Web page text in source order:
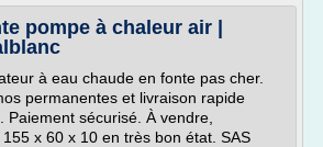
pompe à chaleur air |
à eau chaude en fonte pas cher.
permanentes et livraison rapide
Paiement sécurisé. À vendre,
x 60 x 10 en très bon état. SAS